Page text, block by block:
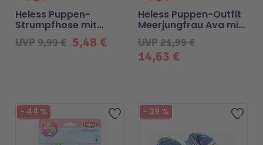
5,48 €
UVP9,99 €
Heless Puppen-
Strumpfhose mit
Söckchen "Lustige
Tiere" - Gr. 35-45 cm
14,63 €
UVP21,99 €
Heless Puppen-Outfit
Meerjungfrau Ava mit
Wendepailletten - Gr.
35-45 cm
Zur Wunschliste hinzufügen
- 44 %
Beliebt Zur
- 39 %